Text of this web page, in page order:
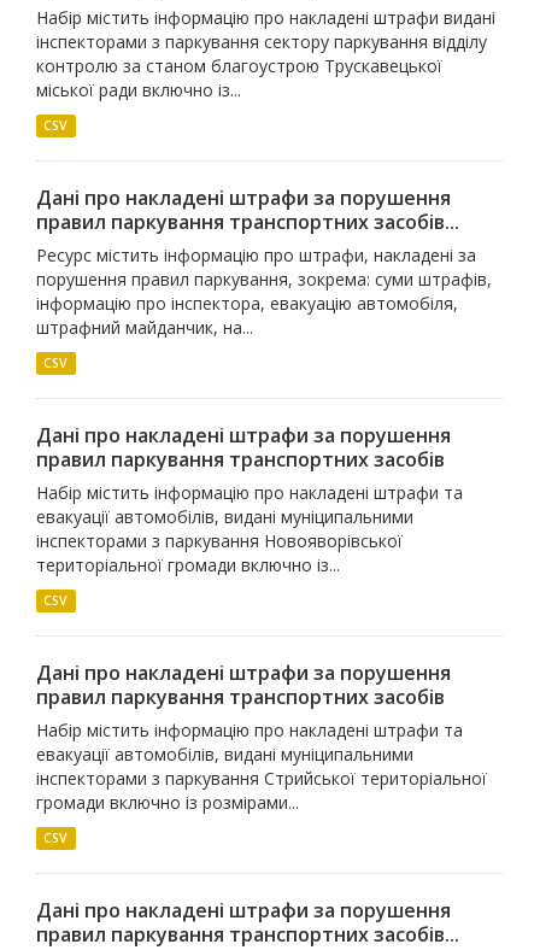
Набір містить інформацію про накладені штрафи видані
інспекторами з паркування сектору паркування відділу
контролю за станом благоустрою Трускавецької
міської ради включно із...
CSV
Дані про накладені штрафи за порушення
правил паркування транспортних засобів...
Ресурс містить інформацію про штрафи, накладені за
порушення правил паркування, зокрема: суми штрафів,
інформацію про інспектора, евакуацію автомобіля,
штрафний майданчик, на...
CSV
Дані про накладені штрафи за порушення
правил паркування транспортних засобів
Набір містить інформацію про накладені штрафи та
евакуації автомобілів, видані муніципальними
інспекторами з паркування Новояворівської
територіальної громади включно із...
CSV
Дані про накладені штрафи за порушення
правил паркування транспортних засобів
Набір містить інформацію про накладені штрафи та
евакуації автомобілів, видані муніципальними
інспекторами з паркування Стрийської територіальної
громади включно із розмірами...
CSV
Дані про накладені штрафи за порушення
правил паркування транспортних засобів...